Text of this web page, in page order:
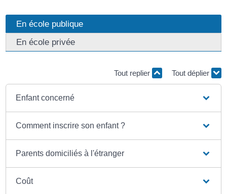
En école publique
En école privée
Tout replier Tout déplier
Enfant concerné
Comment inscrire son enfant ?
Parents domiciliés à l'étranger
Coût